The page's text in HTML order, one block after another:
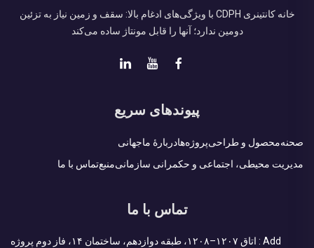
خانه کانتینری CDPH با ویژگی‌های ادغام بالا: سقف و زمین نیاز به تزئین
دومین ندارد؛ آنها را قابل مونتاژ ساده می‌کند
پیوندهای سریع
صحنهمحصول و طراحیپروژه‌هادربارهٔ ماجهانی
مدیریت محیطی، اجتماعی و حکمرانی سازمانیمنبعتماس با ما
تماس با ما
Add : اتاق ۱۲۰۷–۱۲۰۸، طبقه دوازدهم، ساختمان ۱۴، فاز دوم پروژه